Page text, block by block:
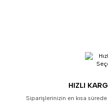
HIZLI
Siparişlerinizin en kısa